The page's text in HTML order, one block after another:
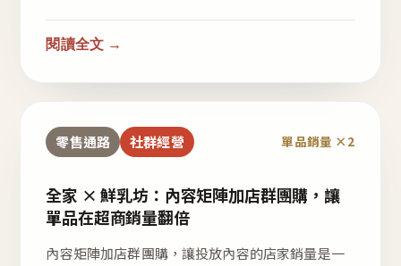
閱讀全文 →
零售通路 社群經營 單品銷量 ×2
全家 × 鮮乳坊：內容矩陣加店群團購，讓
單品在超商銷量翻倍
內容矩陣加店群團購，讓投放內容的店家銷量是一